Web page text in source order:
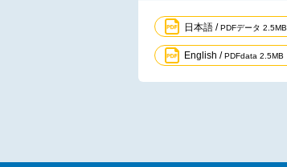
日本語 /PDFデータ 2.5MB
English /PDFdata 2.5MB